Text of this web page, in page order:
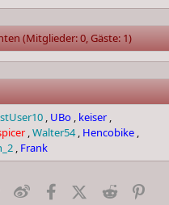
(Mitglieder: 0, Gäste: 1)
UBo keiser
Walter54 Hencobike
Frank
In
Diaspora
Weibo FacebookX (Twitter)
Reddit